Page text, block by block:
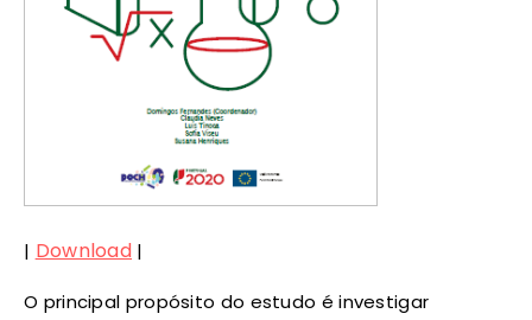
| Download |
O principal propósito do estudo é investigar